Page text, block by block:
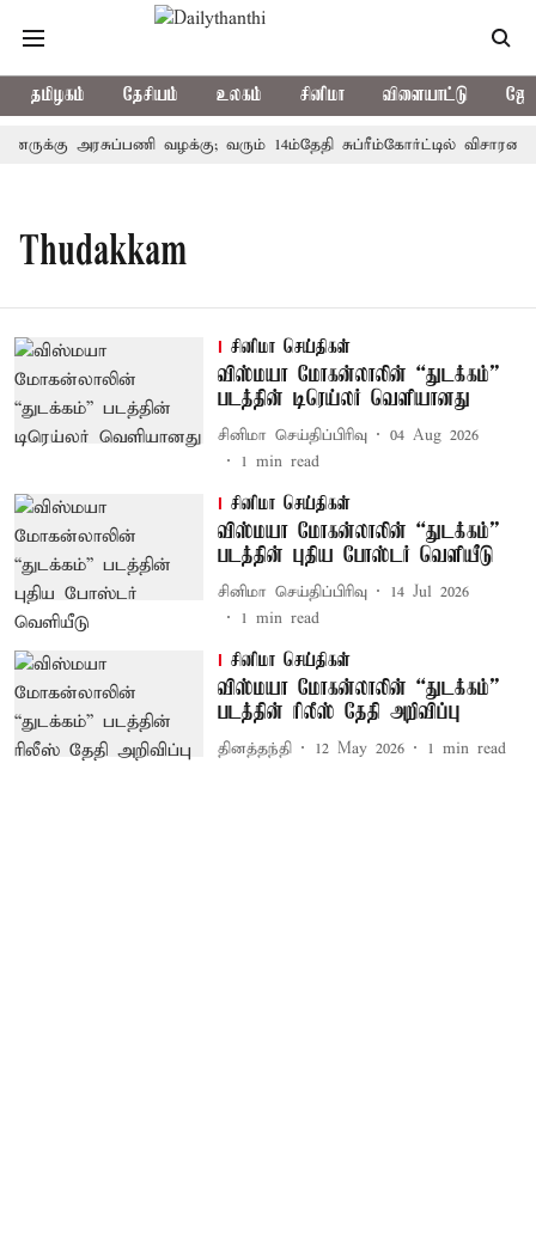
தமிழகம் தேசியம் உலகம் சினிமா விளையாட்டு
அரசுப்பணி வழக்கு; வரும் 14ம்தேதி சுப்ரீம்கோர்ட்டில் விசாரணை
Thudakkam
சினிமா செய்திகள்
விஸ்மயா மோகன்லாலின் “துடக்கம்”
படத்தின் டிரெய்லர் வெளியானது
சினிமா செய்திப்பிரிவு
04 Aug 2026
1 min read
சினிமா செய்திகள்
விஸ்மயா மோகன்லாலின் “துடக்கம்”
படத்தின் புதிய போஸ்டர் வெளியீடு
சினிமா செய்திப்பிரிவு
14 Jul 2026
1 min read
சினிமா செய்திகள்
விஸ்மயா மோகன்லாலின் “துடக்கம்”
படத்தின் ரிலீஸ் தேதி அறிவிப்பு
தினத்தந்தி 12 May 2026 1 min read